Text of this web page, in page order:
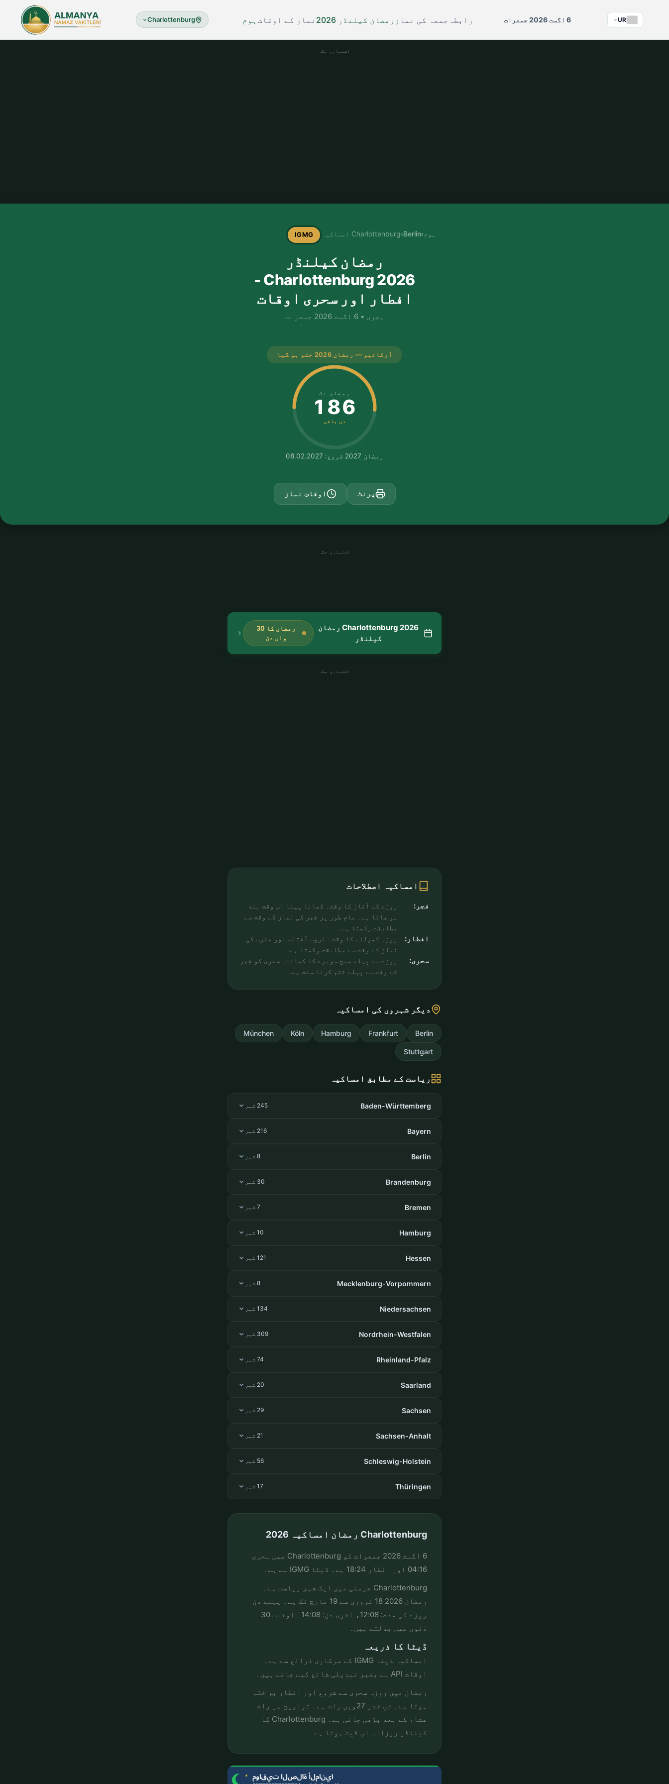
Charlottenburg ہومنماز کے اوقات رمضان کیلنڈر 2026 جمعہ کی نماز رابطہ 6 اگست 2026 جمعرات UR
اشتہاری جگہ
ہوم›
Berlin
›Charlottenburg امساکیہ IGMG
رمضان کیلنڈر
Charlottenburg 2026 -
افطار اور سحری اوقات
ہجری • 6 اگست 2026 جمعرات
آرکائیو — رمضان 2026 ختم ہو گیا
رمضان تک
186
دن باقی
رمضان 2027 شروع: 08.02.2027
پرنٹ اوقاتِ نماز
اشتہاری جگہ
Charlottenburg 2026 رمضان
کیلنڈر
رمضان کا 30
واں دن
اشتہاری جگہ
امساکیہ اصطلاحات
فجر:
روزے کے آغاز کا وقت۔ کھانا پینا اس وقت بند
ہو جاتا ہے۔ عام طور پر فجر کی نماز کے وقت سے
مطابقت رکھتا ہے۔
افطار:
روزہ کھولنے کا وقت۔ غروب آفتاب اور مغرب کی
نماز کے وقت سے مطابقت رکھتا ہے۔
سحری:
روزے سے پہلے صبح سویرے کا کھانا۔ سحری کو فجر
کے وقت سے پہلے ختم کرنا سنت ہے۔
دیگر شہروں کی امساکیہ
Berlin
Frankfurt
Hamburg
Köln
München
Stuttgart
ریاست کے مطابق امساکیہ
Baden-Württemberg 245 شہر
Bayern 216 شہر
Berlin 8 شہر
Brandenburg 30 شہر
Bremen 7 شہر
Hamburg 10 شہر
Hessen 121 شہر
Mecklenburg-Vorpommern 8 شہر
Niedersachsen 134 شہر
Nordrhein-Westfalen 309 شہر
Rheinland-Pfalz 74 شہر
Saarland 20 شہر
Sachsen 29 شہر
Sachsen-Anhalt 21 شہر
Schleswig-Holstein 56 شہر
Thüringen 17 شہر
Charlottenburg رمضان امساکیہ 2026
6 اگست 2026 جمعرات کو Charlottenburg میں سحری
04:16 اور افطار 18:24 ہے۔ ڈیٹا IGMG سے ہے۔
Charlottenburg جرمنی میں ایک شہر ریاست ہے۔
رمضان 2026 18 فروری سے 19 مارچ تک ہے۔ پہلے دن
روزے کی مدت: 12:08، آخری دن: 14:08۔ اوقات 30
دنوں میں بدلتے ہیں۔
ڈیٹا کا ذریعہ
امساکیہ ڈیٹا IGMG کے سرکاری ذرائع سے ہے۔
اوقات API سے بغیر تبدیلی شائع کیے جاتے ہیں۔
رمضان میں روزہ سحری سے شروع اور افطار پر ختم
ہوتا ہے۔ شبِ قدر 27ویں رات ہے۔ تراویح ہر رات
عشاء کے بعد پڑھی جاتی ہے۔ Charlottenburg کا
کیلنڈر روزانہ اپ ڈیٹ ہوتا ہے۔